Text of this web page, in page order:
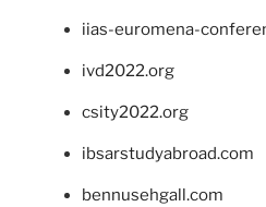
iias-euromena-
ivd2022.org
csity2022.org
ibsarstudyabroad.com
bennusehgall.com